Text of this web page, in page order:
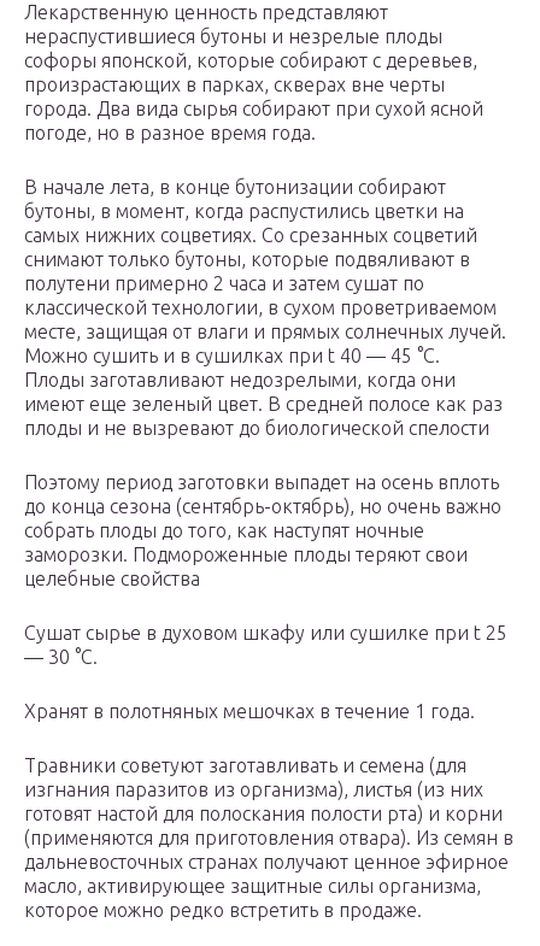
Лекарственную ценность представляют
нераспустившиеся бутоны и незрелые плоды
софоры японской, которые собирают с деревьев,
произрастающих в парках, скверах вне черты
города. Два вида сырья собирают при сухой ясной
погоде, но в разное время года.
В начале лета, в конце бутонизации собирают
бутоны, в момент, когда распустились цветки на
самых нижних соцветиях. Со срезанных соцветий
снимают только бутоны, которые подвяливают в
полутени примерно 2 часа и затем сушат по
классической технологии, в сухом проветриваемом
месте, защищая от влаги и прямых солнечных лучей.
Можно сушить и в сушилках при t 40 — 45 °C.
Плоды заготавливают недозрелыми, когда они
имеют еще зеленый цвет. В средней полосе как раз
плоды и не вызревают до биологической спелости
Поэтому период заготовки выпадет на осень вплоть
до конца сезона (сентябрь-октябрь), но очень важно
собрать плоды до того, как наступят ночные
заморозки. Подмороженные плоды теряют свои
целебные свойства
Сушат сырье в духовом шкафу или сушилке при t 25
— 30 °C.
Хранят в полотняных мешочках в течение 1 года.
Травники советуют заготавливать и семена (для
изгнания паразитов из организма), листья (из них
готовят настой для полоскания полости рта) и корни
(применяются для приготовления отвара). Из семян в
дальневосточных странах получают ценное эфирное
масло, активирующее защитные силы организма,
которое можно редко встретить в продаже.